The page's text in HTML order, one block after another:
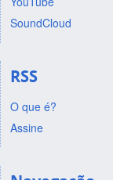
SoundCloud
RSS
O que é?
Assine